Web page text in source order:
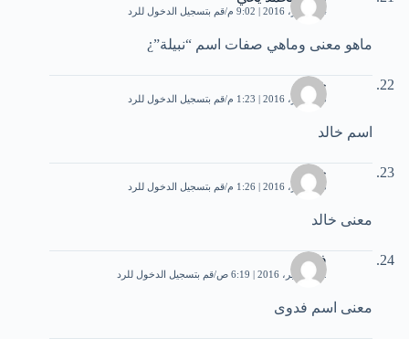
4 سبتمبر، 2016 | 9:02 م قم بتسجيل الدخول للرد
ماهو معنى وماهي صفات اسم “نبيلة”¿
خالد
5 سبتمبر، 2016 | 1:23 م قم بتسجيل الدخول للرد
اسم خالد
خالد
5 سبتمبر، 2016 | 1:26 م قم بتسجيل الدخول للرد
معنى خالد
فدوى
12 سبتمبر، 2016 | 6:19 ص قم بتسجيل الدخول للرد
معنى اسم فدوى